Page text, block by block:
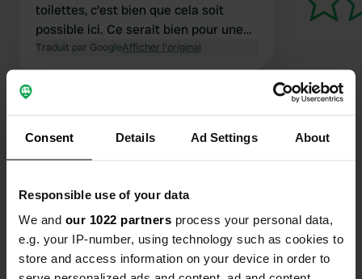
Consent Details Ad Settings About
Responsible use of your data
We and our 1022 partners process your personal data,
e.g. your IP-number, using technology such as cookies to
store and access information on your device in order to
toilettes, c'est bien que cela soit
possible ici. Ce serait bien pour une
nuit (urgence). Mais très fréquenté et
bruyant car il se trouve le long d'une
Traduit par GoogleAfficher l'original
Emplacement
A-8
39660, Castañeda, Espagne
Copie